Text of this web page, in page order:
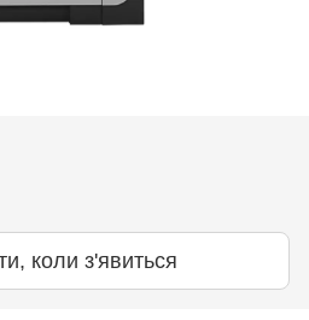
коли з'явиться